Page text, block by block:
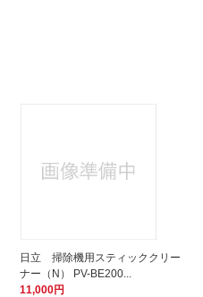
日立 掃除機用スティッククリー
ナー（N） PV-BE200...
11,000円